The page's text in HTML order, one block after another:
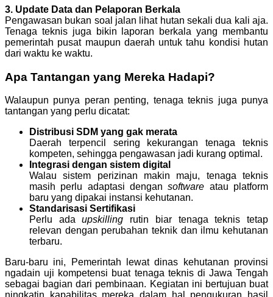
3. Update Data dan Pelaporan Berkala
Pengawasan bukan soal jalan lihat hutan sekali dua kali aja.
Tenaga teknis juga bikin laporan berkala yang membantu
pemerintah pusat maupun daerah untuk tahu kondisi hutan
dari waktu ke waktu.
Apa Tantangan yang Mereka Hadapi?
Walaupun punya peran penting, tenaga teknis juga punya
tantangan yang perlu dicatat:
Distribusi SDM yang gak merata
Daerah terpencil sering kekurangan tenaga teknis
kompeten, sehingga pengawasan jadi kurang optimal.
Integrasi dengan sistem digital
Walau sistem perizinan makin maju, tenaga teknis
masih perlu adaptasi dengansoftware atau platform
baru yang dipakai instansi kehutanan.
Standarisasi Sertifikasi
Perlu adaupskilling rutin biar tenaga teknis tetap
relevan dengan perubahan teknik dan ilmu kehutanan
terbaru.
Baru-baru ini, Pemerintah lewat dinas kehutanan provinsi
ngadain uji kompetensi buat tenaga teknis di Jawa Tengah
sebagai bagian dari pembinaan. Kegiatan ini bertujuan buat